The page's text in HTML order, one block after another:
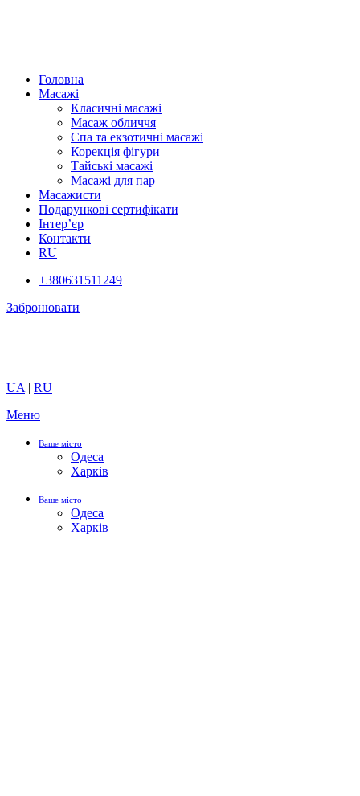
Головна
Масажі
Класичні масажі
Масаж обличчя
Спа та екзотичні масажі
Корекція фігури
Тайські масажі
Масажі для пар
Масажисти
Подарункові сертифікати
Інтер’єр
Контакти
RU
+380631511249
Забронювати
UA | RU
Меню
Ваше місто
Одеса
Харків
Ваше місто
Одеса
Харків